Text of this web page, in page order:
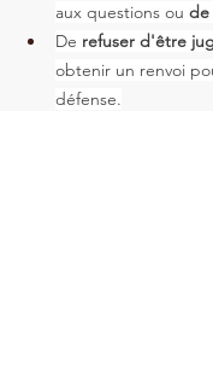
aux questions ou de
De refuser d'être
obtenir un renvoi
défense.